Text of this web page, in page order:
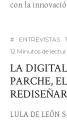
con la
# ENTREVISTAS
12 Minutos de
LA
PARCHE,
LULA DE